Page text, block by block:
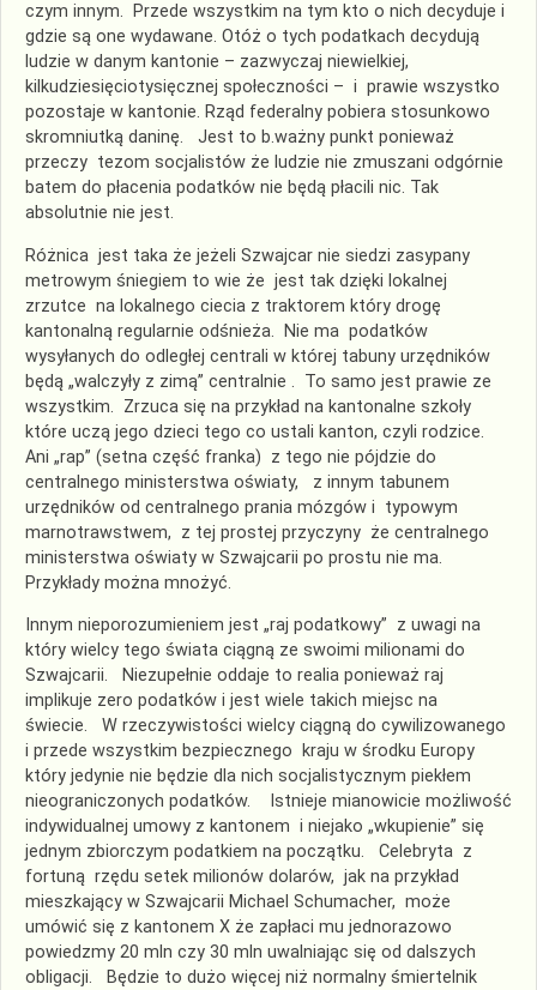
czym innym. Przede wszystkim na tym kto o nich decyduje i
gdzie są one wydawane. Otóż o tych podatkach decydują
ludzie w danym kantonie – zazwyczaj niewielkiej,
kilkudziesięciotysięcznej społeczności – i prawie wszystko
pozostaje w kantonie. Rząd federalny pobiera stosunkowo
skromniutką daninę. Jest to b.ważny punkt ponieważ
przeczy tezom socjalistów że ludzie nie zmuszani odgórnie
batem do płacenia podatków nie będą płacili nic. Tak
absolutnie nie jest.
Różnica jest taka że jeżeli Szwajcar nie siedzi zasypany
metrowym śniegiem to wie że jest tak dzięki lokalnej
zrzutce na lokalnego ciecia z traktorem który drogę
kantonalną regularnie odśnieża. Nie ma podatków
wysyłanych do odległej centrali w której tabuny urzędników
będą „walczyły z zimą” centralnie . To samo jest prawie ze
wszystkim. Zrzuca się na przykład na kantonalne szkoły
które uczą jego dzieci tego co ustali kanton, czyli rodzice.
Ani „rap” (setna część franka) z tego nie pójdzie do
centralnego ministerstwa oświaty, z innym tabunem
urzędników od centralnego prania mózgów i typowym
marnotrawstwem, z tej prostej przyczyny że centralnego
ministerstwa oświaty w Szwajcarii po prostu nie ma.
Przykłady można mnożyć.
Innym nieporozumieniem jest „raj podatkowy” z uwagi na
który wielcy tego świata ciągną ze swoimi milionami do
Szwajcarii. Niezupełnie oddaje to realia ponieważ raj
implikuje zero podatków i jest wiele takich miejsc na
świecie. W rzeczywistości wielcy ciągną do cywilizowanego
i przede wszystkim bezpiecznego kraju w środku Europy
który jedynie nie będzie dla nich socjalistycznym piekłem
nieograniczonych podatków. Istnieje mianowicie możliwość
indywidualnej umowy z kantonem i niejako „wkupienie” się
jednym zbiorczym podatkiem na początku. Celebryta z
fortuną rzędu setek milionów dolarów, jak na przykład
mieszkający w Szwajcarii Michael Schumacher, może
umówić się z kantonem X że zapłaci mu jednorazowo
powiedzmy 20 mln czy 30 mln uwalniając się od dalszych
obligacji. Będzie to dużo więcej niż normalny śmiertelnik